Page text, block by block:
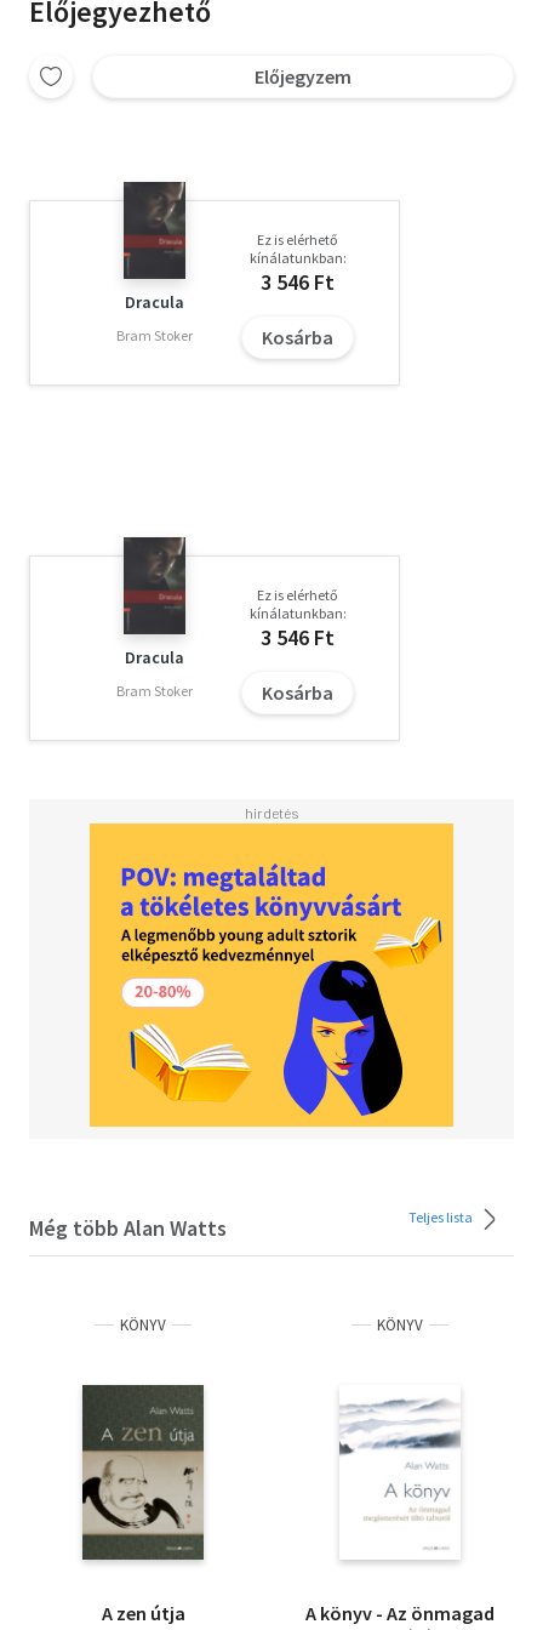
Előjegyezhető
Előjegyzem
Dracula
Bram Stoker
Ez is elérhető
kínálatunkban:
3 546 Ft
Kosárba
Dracula
Bram Stoker
Ez is elérhető
kínálatunkban:
3 546 Ft
Kosárba
Még több Alan Watts Teljes lista
KÖNYV
A zen útja
KÖNYV
A könyv - Az önmagad